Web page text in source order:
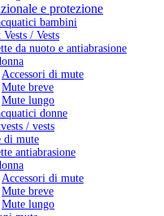
e protezione
bambini
/ Vests
da nuoto e antiabrasione
Accessori di mute
Mute breve
Mute lungo
donne
/ vests
di mute
antiabrasione
Accessori di mute
Mute breve
Mute lungo